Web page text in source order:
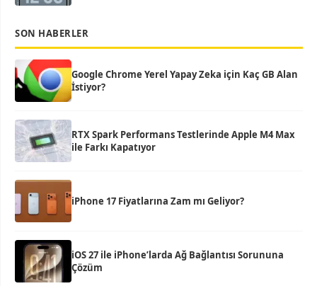
SON HABERLER
Google Chrome Yerel Yapay Zeka için Kaç GB Alan
İstiyor?
RTX Spark Performans Testlerinde Apple M4 Max
ile Farkı Kapatıyor
iPhone 17 Fiyatlarına Zam mı Geliyor?
iOS 27 ile iPhone’larda Ağ Bağlantısı Sorununa
Çözüm